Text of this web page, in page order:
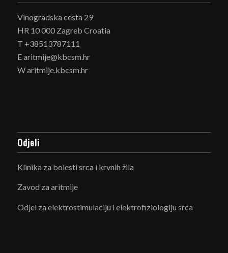
Vinogradska cesta 29
HR 10 000 Zagreb Croatia
T +38513787111
E aritmije@kbcsm.hr
W aritmije.kbcsm.hr
Odjeli
Klinika za bolesti srca i krvnih žila
Zavod za aritmije
Odjel za elektrostimulaciju i elektrofiziologiju srca